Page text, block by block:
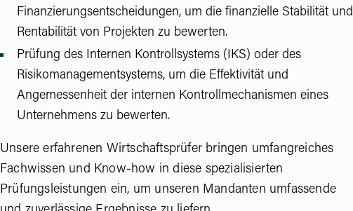
Finanzierungsentscheidungen, um die finanzielle Stabilität und
Rentabilität von Projekten zu bewerten.
Prüfung des Internen Kontrollsystems (IKS) oder des
Risikomanagementsystems, um die Effektivität und
Angemessenheit der internen Kontrollmechanismen eines
Unternehmens zu bewerten.
Unsere erfahrenen Wirtschaftsprüfer bringen umfangreiches
Fachwissen und Know-how in diese spezialisierten
Prüfungsleistungen ein, um unseren Mandanten umfassende